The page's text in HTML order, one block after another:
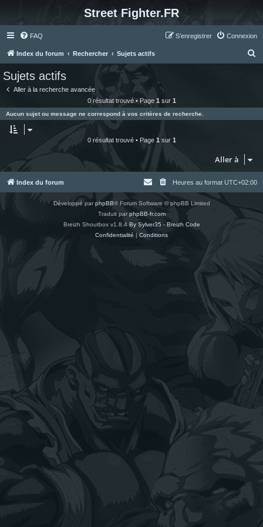
Street Fighter.FR
FAQ Connexion
S’enregistrer
Index du forum Rechercher Sujets actifs
e
r
Sujets actifs
Aller à la recherche avancée
0 résultat trouvé • Page 1 sur 1
Aucun sujet ou message ne correspond à vos critères de recherche.
0 résultat trouvé • Page 1 sur 1
Aller à
Index du forum Heures au format UTC+02:00
Développé parphpBB® Forum Software © phpBB Limited
Traduit parphpBB-fr.com
Breizh Shoutbox v1.8.4 By Sylver35 - Breizh Code
Confidentialité | Conditions